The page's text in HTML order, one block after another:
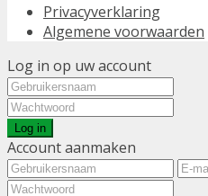
Privacyverklaring
Algemene voorwaarden
Log in op uw account
Log in
Account aanmaken